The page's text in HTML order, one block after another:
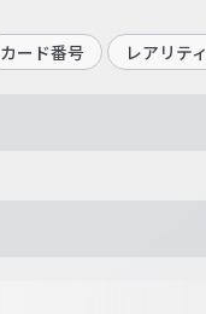
カード番号 レアリティ